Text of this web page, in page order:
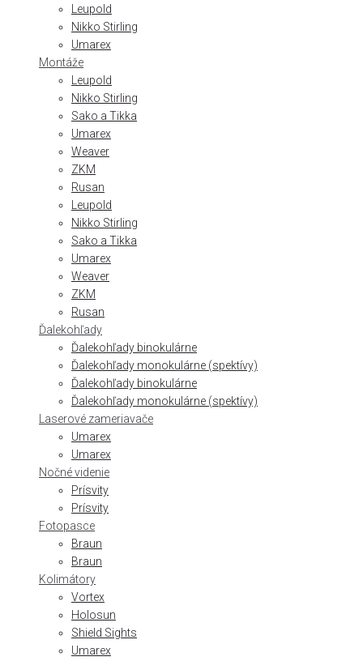
Leupold
Nikko Stirling
Umarex
Montáže
Leupold
Nikko Stirling
Sako a Tikka
Umarex
Weaver
ZKM
Rusan
Leupold
Nikko Stirling
Sako a Tikka
Umarex
Weaver
ZKM
Rusan
Ďalekohľady
Ďalekohľady binokulárne
Ďalekohľady monokulárne (spektívy)
Ďalekohľady binokulárne
Ďalekohľady monokulárne (spektívy)
Laserové zameriavače
Umarex
Umarex
Nočné videnie
Prísvity
Prísvity
Fotopasce
Braun
Braun
Kolimátory
Vortex
Holosun
Shield Sights
Umarex